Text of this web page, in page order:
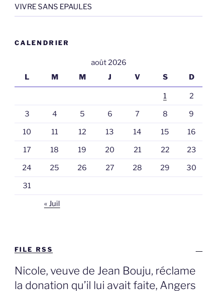
VIVRE SANS EPAULES
CALENDRIER
août 2026
L
M M J V S D
1 2
3 4 5 6 7 8 9
10 11 12 13 14 15 16
17 18 19 20 21 22 23
24 25 26 27 28 29 30
31
« Juil
FILE RSS
Nicole, veuve de Jean Bouju, réclame
la donation qu’il lui avait faite, Angers